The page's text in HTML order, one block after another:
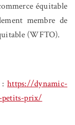
équitable
membre de
(WFTO).
:https://dynamic-
petits-prix/